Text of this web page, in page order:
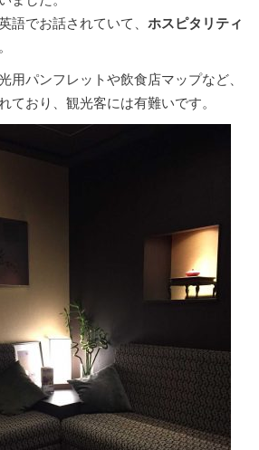
語でお話されていて、 ホスピタリティ
用パンフレットや飲食店マップなど、
ており、観光客には有難いです。